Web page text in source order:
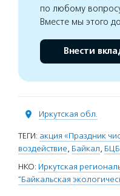
по любому
Вместе мы этого
Внести
Иркутская обл.
ТЕГИ: акция «Праздник
воздействие, Байкал,
НКО: Иркутская
"Байкальская